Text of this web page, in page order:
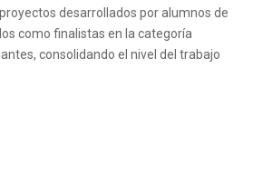
desarrollados por alumnos de
como finalistas en la categoría
consolidando el nivel del trabajo